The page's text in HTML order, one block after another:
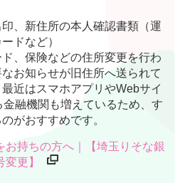
印、新住所の本人確認書類（運
ドなど）
、保険などの住所変更を行わ
お知らせが旧住所へ送られて
近はスマホアプリやWebサイ
金融機関も増えているため、す
がおすすめです。
お持ちの方へ｜【埼玉りそな銀
更】